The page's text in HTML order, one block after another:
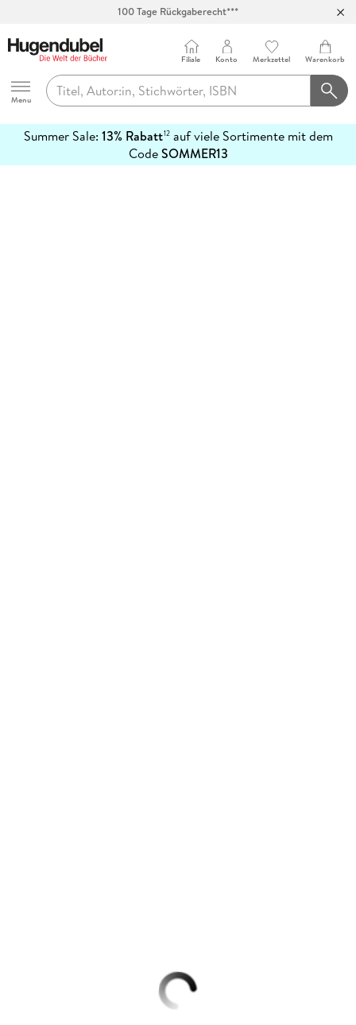
100 Tage Rückgaberecht***
Hugendubel
Menu
Filiale Konto Merkzettel Warenkorb
Summer Sale: 13% Rabatt12auf viele Sortimente mit dem
CodeSOMMER13
erfahren